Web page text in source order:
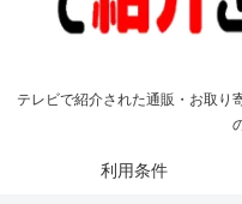
テレビで紹介された通販・お取
利用条件